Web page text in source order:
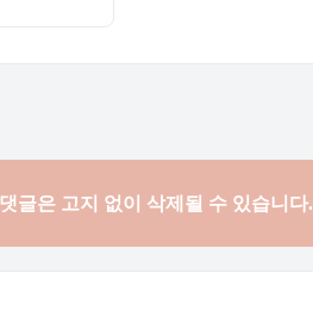
글은 고지 없이 삭제될 수 있습니다.